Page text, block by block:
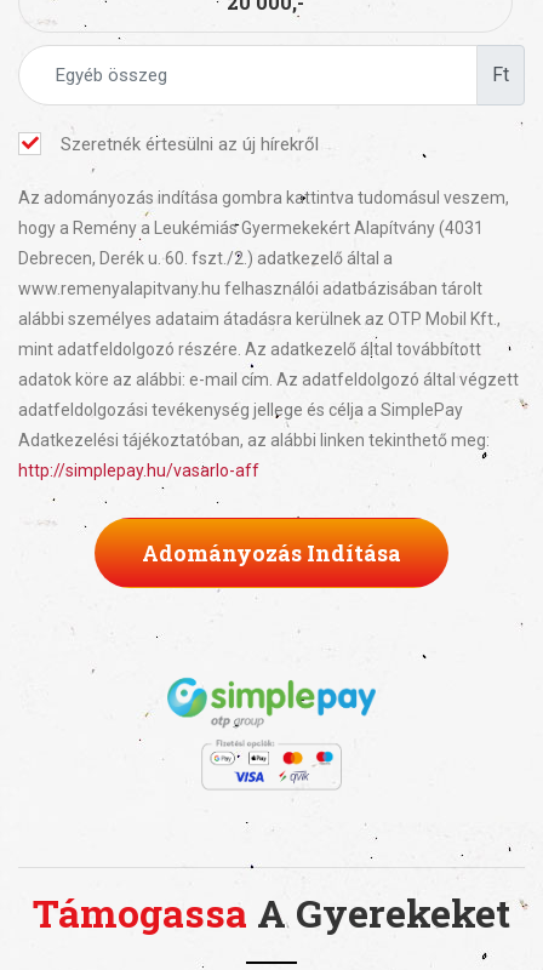
Ft
Szeretnék értesülni az új hírekről
Az adományozás indítása gombra kattintva tudomásul veszem,
hogy a Remény a Leukémiás Gyermekekért Alapítvány (4031
Debrecen, Derék u. 60. fszt./2.) adatkezelő által a
www.remenyalapitvany.hu felhasználói adatbázisában tárolt
alábbi személyes adataim átadásra kerülnek az OTP Mobil Kft.,
mint adatfeldolgozó részére. Az adatkezelő által továbbított
adatok köre az alábbi: e-mail cím. Az adatfeldolgozó által végzett
adatfeldolgozási tevékenység jellege és célja a SimplePay
Adatkezelési tájékoztatóban, az alábbi linken tekinthető meg:
http://simplepay.hu/vasarlo-aff
Adományozás Indítása
Támogassa A Gyerekeket